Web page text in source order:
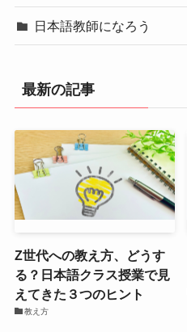
日本語教師になろう
最新の記事
Z世代への教え方、どうす
る？日本語クラス授業で見
えてきた３つのヒント
教え方